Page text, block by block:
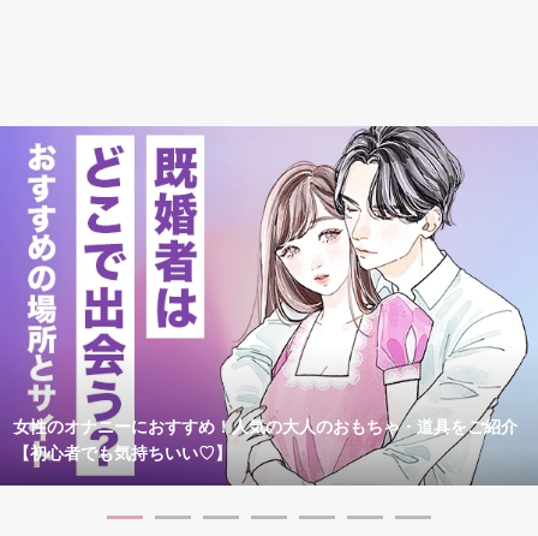
女性のオナニーにおすすめ！人気の大人のおもちゃ・道具をご紹介
【初心者でも気持ちいい♡】